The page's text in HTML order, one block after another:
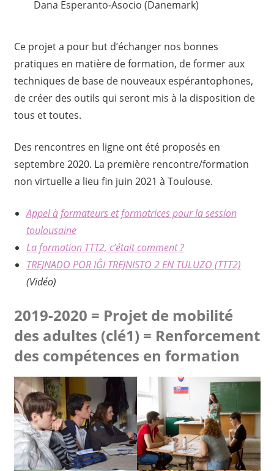
Dana Esperanto-Asocio (Danemark)
Ce projet a pour but d’échanger nos bonnes
pratiques en matière de formation, de former aux
techniques de base de nouveaux espérantophones,
de créer des outils qui seront mis à la disposition de
tous et toutes.
Des rencontres en ligne ont été proposés en
septembre 2020. La première rencontre/formation
non virtuelle a lieu fin juin 2021 à Toulouse.
Appel à formateurs et formatrices pour la session
toulousaine
La formation TTT2, c’était comment ?
TREJNADO POR IĜI TREJNISTO 2 EN TULUZO (TTT2)
(Vidéo)
2019-2020 = Projet de mobilité
des adultes (clé1) = Renforcement
des compétences en formation